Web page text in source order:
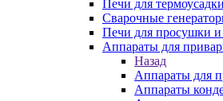
Печи для термоусадки
Сварочные
Печи для просушки и
Аппараты для
Назад
Аппараты для
Аппараты